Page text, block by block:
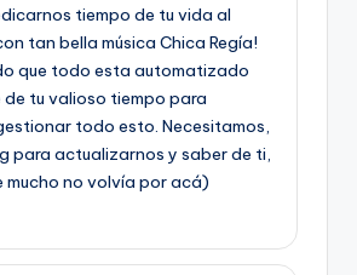
tiempo de tu vida al
tan bella música Chica Regía!
que todo esta automatizado
de tu valioso tiempo para
todo esto. Necesitamos,
para actualizarnos y saber de ti,
mucho no volvía por acá)